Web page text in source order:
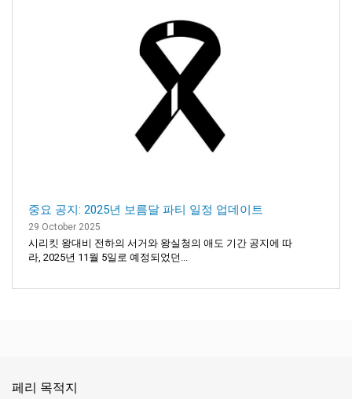
중요 공지: 2025년 보름달 파티 일정 업데이트
29 October 2025
시리킷 왕대비 전하의 서거와 왕실청의 애도 기간 공지에 따
라, 2025년 11월 5일로 예정되었던...
페리 목적지